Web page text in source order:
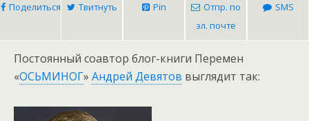
Поделиться Твитнуть Pin
Отпр. по
эл. почте
SMS
Постоянный соавтор блог-книги Перемен
«ОСЬМИНОГ» Андрей Девятов выглядит так: